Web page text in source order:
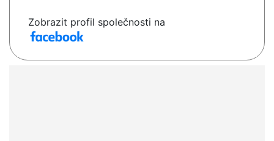
Zobrazit profil společnosti na